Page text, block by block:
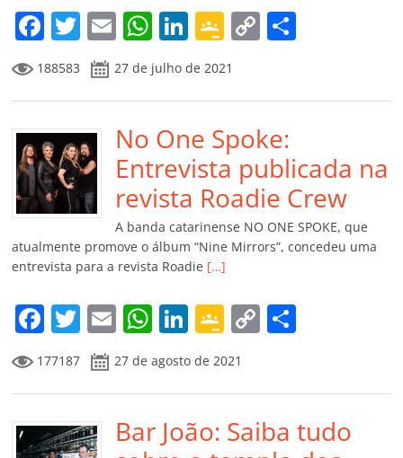
m
F
a
c
e
b
o
o
k
T
w
itt
er
E
m
ai
l
W
h
at
s
A
p
p
Li
n
k
e
dI
n
G
o
o
gl
e
Cl
a
ss
ro
o
m
C
y
Li
n
k
p
til
h
ar
188583 27 de julho de 2021
No One Spoke:
Entrevista publicada na
revista Roadie Crew
A banda catarinense NO ONE SPOKE, que
atualmente promove o álbum “Nine Mirrors”, concedeu uma
entrevista para a revista Roadie […]
F
a
c
e
b
T
w
itt
er
E
m
ai
l
W
at
s
A
Li
n
k
e
dI
G
o
o
gl
e
C
y
Li
p
ar
177187 27 de agosto de 2021
Bar João: Saiba tudo